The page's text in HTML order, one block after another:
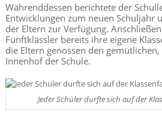
Währenddessen berichtete der
Entwicklungen zum neuen Schuljahr
der Eltern zur Verfügung.
Fünftklässler bereits ihre eigene
die Eltern genossen den
Innenhof der Schule.
Jeder Schüler durfte sich auf der